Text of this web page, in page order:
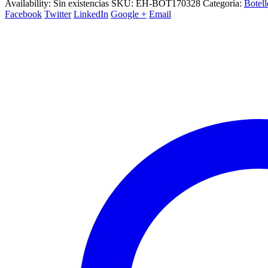
Availability: Sin existencias SKU: EH-BOT170328 Categoría:
Facebook Twitter LinkedIn Google + Email